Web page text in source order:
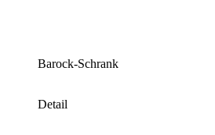
Barock-Schrank
Detail